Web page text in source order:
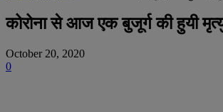
कोरोना से आज एक बुजूर्ग की हुयी
October 20, 2020
0